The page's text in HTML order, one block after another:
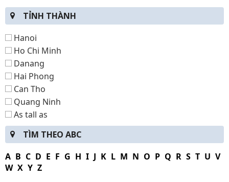
TỈNH THÀNH
Hanoi
Ho Chi Minh
Danang
Hai Phong
Can Tho
Quang Ninh
As tall as
Bac Kan
Lang Son
Ha Giang
Tuyen Quang
TÌM THEO ABC
A B C D E F G H I J K L M N O P Q R S T U V
W X Y Z